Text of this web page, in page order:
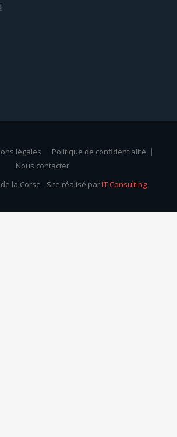
légales
Politique de confidentialité
Nous contacter
la Corse - Site réalisé parIT Consulting